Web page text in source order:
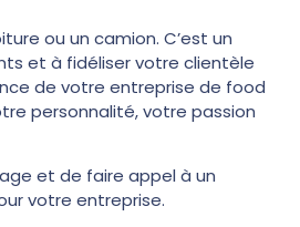
ou un camion. C’est un
et à fidéliser votre clientèle
de votre entreprise de food
personnalité, votre passion
et de faire appel à un
votre entreprise.